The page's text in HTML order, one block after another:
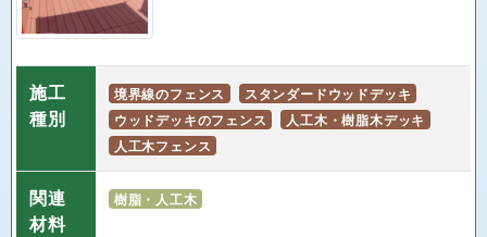
施工
種別
境界線のフェンス
スタンダードウッドデッキ
ウッドデッキのフェンス
人工木・樹脂木デッキ
人工木フェンス
関連
材料
樹脂・人工木